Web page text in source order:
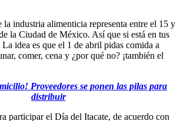
la industria alimenticia representa entre el 15 y
la Ciudad de México. Así que si está en tus
idea es que el 1 de abril pidas comida a
comer, cena y ¿por qué no? ¡también el
Proveedores se ponen las pilas para
distribuir
participar el Día del Itacate, de acuerdo con